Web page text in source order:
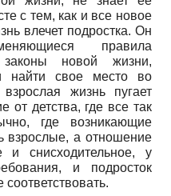
с тем, как и все новое
влечет подростка. Он
правила
законы новой жизни,
найти свое место во
жизнь пугает
от детства, где все так
где возникающие
взрослые, а отношение
снисходительное, у
и подросток